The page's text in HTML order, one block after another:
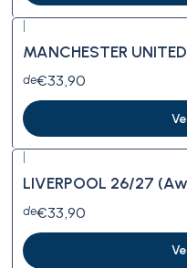
MANCHESTER
de€33,90
LIVERPOOL 26/27
de€33,90